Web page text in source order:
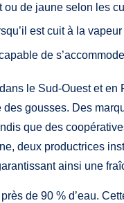
ou de jaune selon les
est cuit à la
de
le Sud-Ouest et en
gousses. Des
que des
deux productrices
ainsi une
de 90 % d’eau.